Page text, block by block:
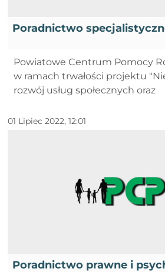
Poradnictwo
Powiatowe Centrum Pomocy
w ramach trwałości projektu
rozwój usług społecznych oraz
01 Lipiec 2022, 12:01
Poradnictwo prawne i